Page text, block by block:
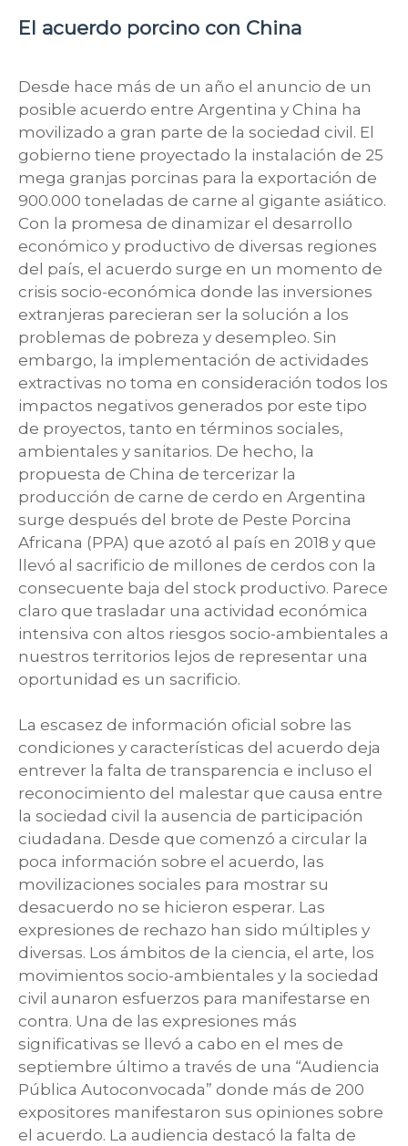
El acuerdo porcino con China
Desde hace más de un año el anuncio de un
posible acuerdo entre Argentina y China ha
movilizado a gran parte de la sociedad civil. El
gobierno tiene proyectado la instalación de 25
mega granjas porcinas para la exportación de
900.000 toneladas de carne al gigante asiático.
Con la promesa de dinamizar el desarrollo
económico y productivo de diversas regiones
del país, el acuerdo surge en un momento de
crisis socio-económica donde las inversiones
extranjeras parecieran ser la solución a los
problemas de pobreza y desempleo. Sin
embargo, la implementación de actividades
extractivas no toma en consideración todos los
impactos negativos generados por este tipo
de proyectos, tanto en términos sociales,
ambientales y sanitarios. De hecho, la
propuesta de China de tercerizar la
producción de carne de cerdo en Argentina
surge después del brote de Peste Porcina
Africana (PPA) que azotó al país en 2018 y que
llevó al sacrificio de millones de cerdos con la
consecuente baja del stock productivo. Parece
claro que trasladar una actividad económica
intensiva con altos riesgos socio-ambientales a
nuestros territorios lejos de representar una
oportunidad es un sacrificio.
La escasez de información oficial sobre las
condiciones y características del acuerdo deja
entrever la falta de transparencia e incluso el
reconocimiento del malestar que causa entre
la sociedad civil la ausencia de participación
ciudadana. Desde que comenzó a circular la
poca información sobre el acuerdo, las
movilizaciones sociales para mostrar su
desacuerdo no se hicieron esperar. Las
expresiones de rechazo han sido múltiples y
diversas. Los ámbitos de la ciencia, el arte, los
movimientos socio-ambientales y la sociedad
civil aunaron esfuerzos para manifestarse en
contra. Una de las expresiones más
significativas se llevó a cabo en el mes de
septiembre último a través de una “Audiencia
Pública Autoconvocada” donde más de 200
expositores manifestaron sus opiniones sobre
el acuerdo. La audiencia destacó la falta de